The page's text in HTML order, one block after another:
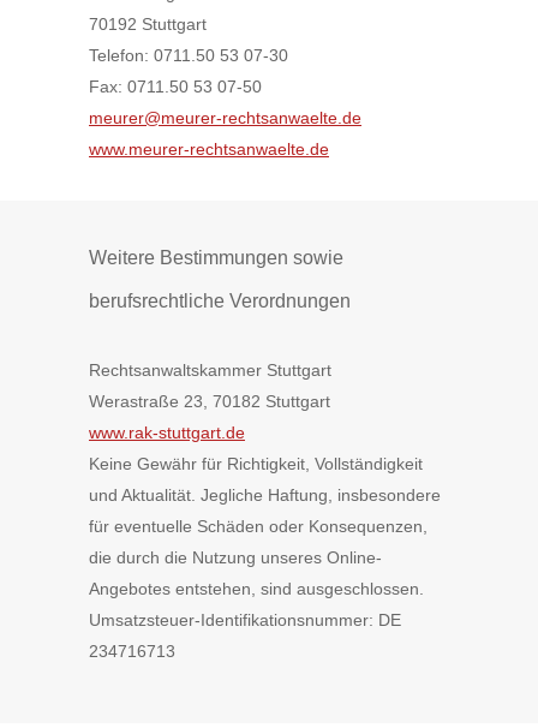
70192 Stuttgart
Telefon: 0711.50 53 07-30
Fax: 0711.50 53 07-50
meurer@meurer-rechtsanwaelte.de
www.meurer-rechtsanwaelte.de
Weitere Bestimmungen sowie
berufsrechtliche Verordnungen
Rechtsanwaltskammer Stuttgart
Werastraße 23, 70182 Stuttgart
www.rak-stuttgart.de
Keine Gewähr für Richtigkeit, Vollständigkeit
und Aktualität. Jegliche Haftung, insbesondere
für eventuelle Schäden oder Konsequenzen,
die durch die Nutzung unseres Online-
Angebotes entstehen, sind ausgeschlossen.
Umsatzsteuer-Identifikationsnummer: DE
234716713